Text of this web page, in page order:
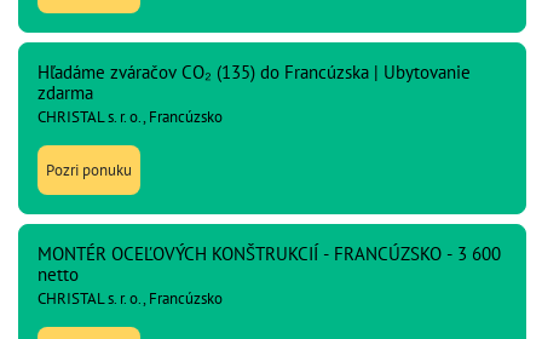
Hľadáme zváračov CO₂ (135) do Francúzska | Ubytovanie
zdarma
CHRISTAL s. r. o., Francúzsko
Pozri ponuku
MONTÉR OCEĽOVÝCH KONŠTRUKCIÍ - FRANCÚZSKO - 3 600
netto
CHRISTAL s. r. o., Francúzsko